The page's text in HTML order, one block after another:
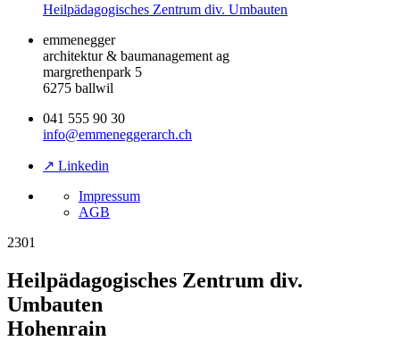
Heilpädagogisches Zentrum div. Umbauten
emmenegger
architektur & baumanagement ag
margrethenpark 5
6275 ballwil
041 555 90 30
info@emmeneggerarch.ch
↗ Linkedin
Impressum
AGB
2301
Heilpädagogisches Zentrum div.
Umbauten
Hohenrain